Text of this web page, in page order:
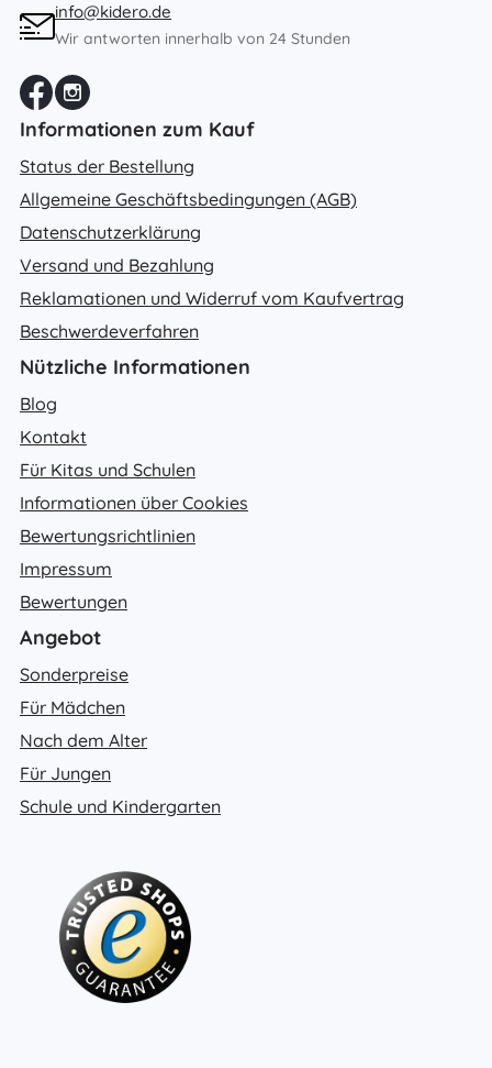
info@kidero.de
Wir antworten innerhalb von 24 Stunden
Informationen zum Kauf
Status der Bestellung
Allgemeine Geschäftsbedingungen (AGB)
Datenschutzerklärung
Versand und Bezahlung
Reklamationen und Widerruf vom Kaufvertrag
Beschwerdeverfahren
Nützliche Informationen
Blog
Kontakt
Für Kitas und Schulen
Informationen über Cookies
Bewertungsrichtlinien
Impressum
Bewertungen
Angebot
Sonderpreise
Für Mädchen
Nach dem Alter
Für Jungen
Schule und Kindergarten